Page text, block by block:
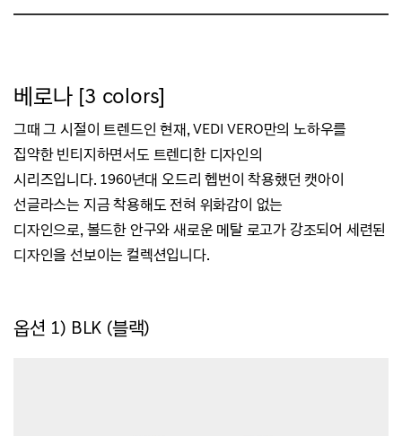
베로나 [3 colors]
그때 그 시절이 트렌드인 현재, VEDI VERO만의 노하우를
집약한 빈티지하면서도 트렌디한 디자인의
시리즈입니다. 1960년대 오드리 헵번이 착용했던 캣아이
선글라스는 지금 착용해도 전혀 위화감이 없는
디자인으로, 볼드한 안구와 새로운 메탈 로고가 강조되어 세련된
디자인을 선보이는 컬렉션입니다.
옵션 1) BLK (블랙)